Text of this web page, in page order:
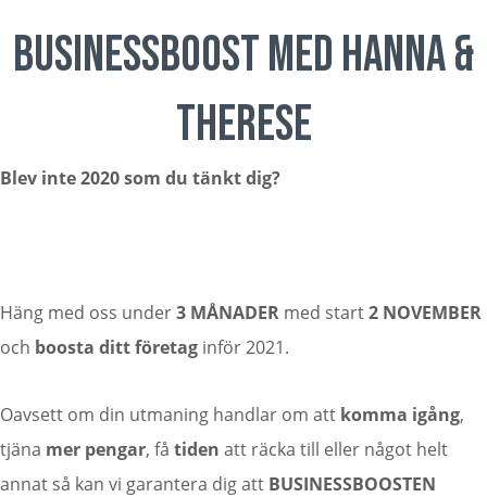
BUSINESSBOOST MED HANNA &
THERESE
Blev inte 2020 som du tänkt dig?
Häng med oss under3 MÅNADER med start2 NOVEMBER
och boosta dittföretag inför 2021.
Oavsett om din utmaning handlar om att komma igång,
tjäna mer pengar, få tiden att räcka till eller något helt
annat så kan vi garantera dig att BUSINESSBOOSTEN